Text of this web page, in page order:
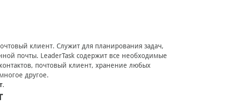
клиент. Служит для планирования задач,
почты. LeaderTask содержит все необходимые
почтовый клиент, хранение любых
другое.
.